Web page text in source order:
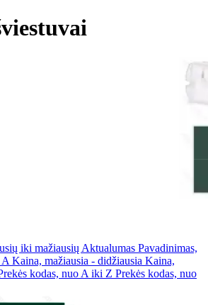
iki mažiausių Aktualumas Pavadinimas,
Kaina, mažiausia - didžiausia Kaina,
kodas, nuo A iki Z Prekės kodas, nuo